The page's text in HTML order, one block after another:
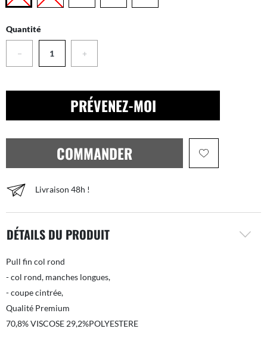
Quantité
− +
PRÉVENEZ-MOI
COMMANDER
Livraison 48h !
DÉTAILS DU PRODUIT
Pull fin col rond
- col rond, manches longues,
- coupe cintrée,
Qualité Premium
70,8% VISCOSE 29,2%POLYESTERE